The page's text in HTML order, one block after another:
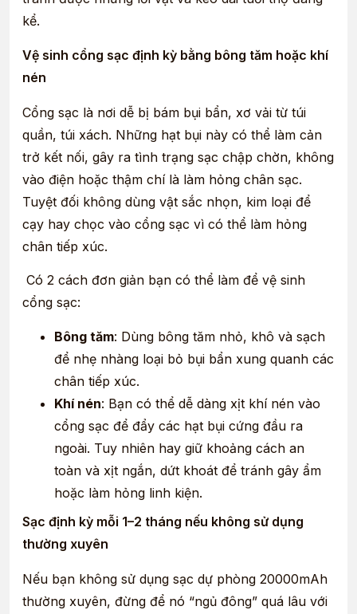
kể.
Vệ sinh cổng sạc định kỳ bằng bông tăm hoặc khí
nén
Cổng sạc là nơi dễ bị bám bụi bẩn, xơ vải từ túi
quần, túi xách. Những hạt bụi này có thể làm cản
trở kết nối, gây ra tình trạng sạc chập chờn, không
vào điện hoặc thậm chí là làm hỏng chân sạc.
Tuyệt đối không dùng vật sắc nhọn, kim loại để
cạy hay chọc vào cổng sạc vì có thể làm hỏng
chân tiếp xúc.
Có 2 cách đơn giản bạn có thể làm để vệ sinh
cổng sạc:
Bông tăm: Dùng bông tăm nhỏ, khô và sạch
để nhẹ nhàng loại bỏ bụi bẩn xung quanh các
chân tiếp xúc.
Khí nén: Bạn có thể dễ dàng xịt khí nén vào
cổng sạc để đẩy các hạt bụi cứng đầu ra
ngoài. Tuy nhiên hay giữ khoảng cách an
toàn và xịt ngắn, dứt khoát để tránh gây ẩm
hoặc làm hỏng linh kiện.
Sạc định kỳ mỗi 1–2 tháng nếu không sử dụng
thường xuyên
Nếu bạn không sử dụng sạc dự phòng 20000mAh
thường xuyên, đừng để nó “ngủ đông” quá lâu với